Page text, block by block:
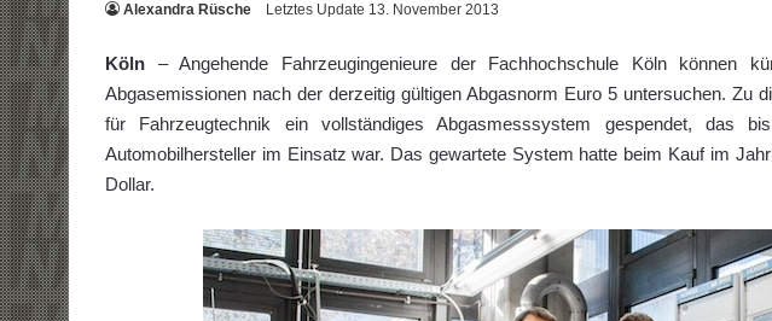
Alexandra Rüsche Letztes Update 13. November 2013
Köln – Angehende Fahrzeugingenieure der Fachhochschule Köln können
Abgasemissionen nach der derzeitig gültigen Abgasnorm Euro 5 untersuchen. Zu
für Fahrzeugtechnik ein vollständiges Abgasmesssystem gespendet, das
Automobilhersteller im Einsatz war. Das gewartete System hatte beim Kauf im
Dollar.